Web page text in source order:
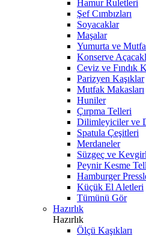
Hamur Ruletleri
Şef Cımbızları
Soyacaklar
Maşalar
Yumurta ve
Konserve
Ceviz ve Fındık
Parizyen Kaşıklar
Mutfak Makasları
Huniler
Çırpma Telleri
Dilimleyiciler ve
Spatula Çeşitleri
Merdaneler
Süzgeç ve
Peynir Kesme
Hamburger
Küçük El Aletleri
Tümünü Gör
Hazırlık
Hazırlık
Ölçü Kaşıkları